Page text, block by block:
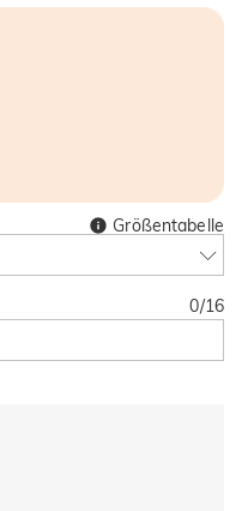
Größentabelle
0/16